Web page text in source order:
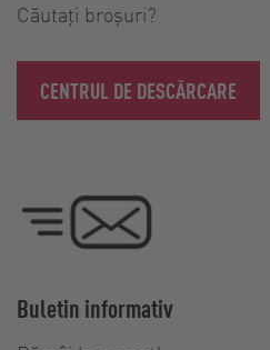
Căutați broșuri?
CENTRUL DE DESCĂRCARE
Buletin informativ